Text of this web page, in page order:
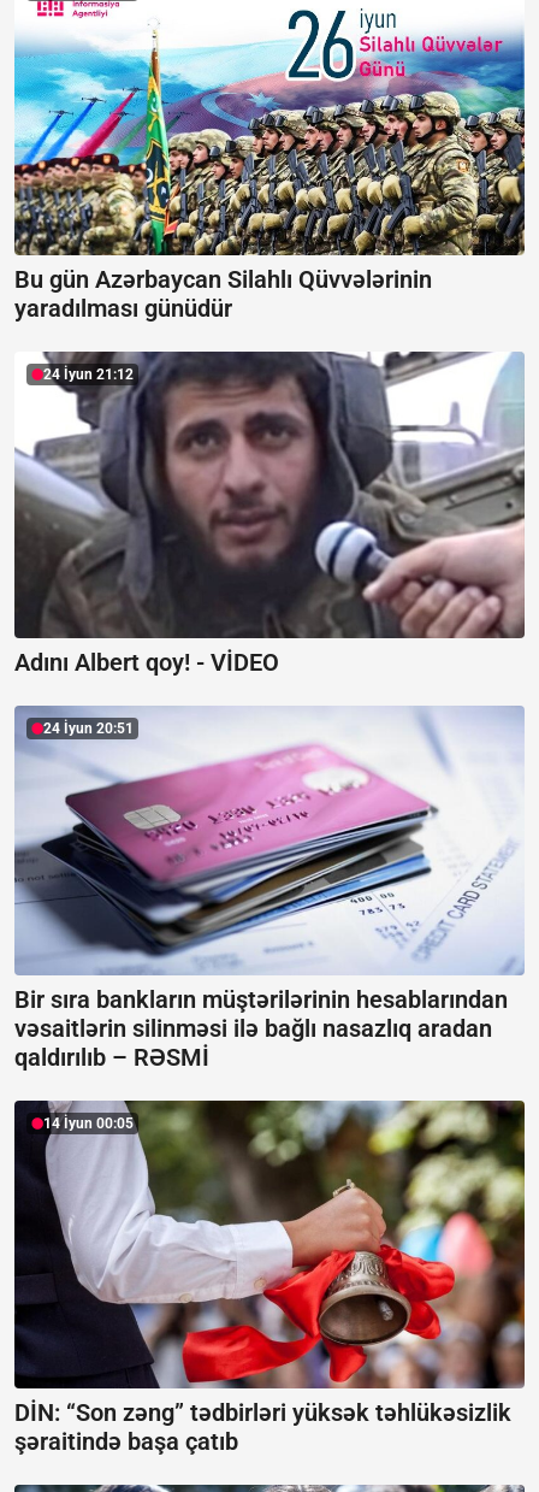
Bu gün Azərbaycan Silahlı Qüvvələrinin
yaradılması günüdür
24 İyun 21:12
Adını Albert qoy! - VİDEO
24 İyun 20:51
Bir sıra bankların müştərilərinin hesablarından
vəsaitlərin silinməsi ilə bağlı nasazlıq aradan
qaldırılıb – RƏSMİ
14 İyun 00:05
DİN: “Son zəng” tədbirləri yüksək təhlükəsizlik
şəraitində başa çatıb